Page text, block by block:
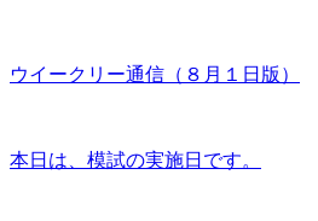
ウイークリー通信（８月１日版）
本日は、模試の実施日です。